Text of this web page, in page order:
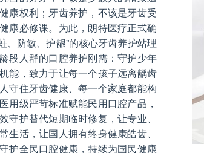
康权利；牙齿养护，不该是牙齿受
康必修课。为此，朗特医疗正式确
、防敏、护龈”的核心牙齿养护站理
段人群的口腔养护刚需：守护少年
能，致力于让每一个孩子远离龋齿
守住牙齿健康、每一个家庭都能构
用级严苛标准赋能民用口腔产品，
护替代短期临时修复，让专业、
活，让国人拥有终身健康皓齿、
护全民口腔健康，持续为国民健康